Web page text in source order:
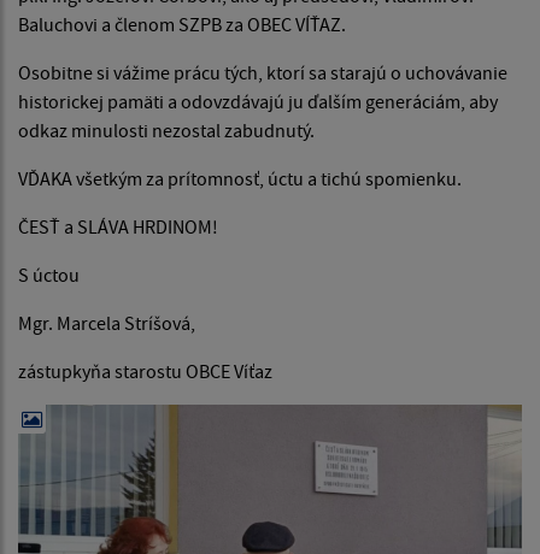
Baluchovi a členom SZPB za OBEC VÍŤAZ.
Osobitne si vážime prácu tých, ktorí sa starajú o uchovávanie
historickej pamäti a odovzdávajú ju ďalším generáciám, aby
odkaz minulosti nezostal zabudnutý.
VĎAKA všetkým za prítomnosť, úctu a tichú spomienku.
ČESŤ a SLÁVA HRDINOM!
S úctou
Mgr. Marcela Stríšová,
zástupkyňa starostu OBCE Víťaz